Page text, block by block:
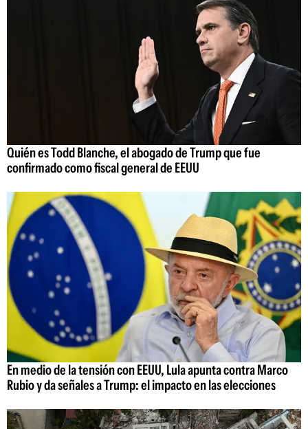
Quién es Todd Blanche, el abogado de Trump que fue
confirmado como fiscal general de EEUU
En medio de la tensión con EEUU, Lula apunta contra Marco
Rubio y da señales a Trump: el impacto en las elecciones